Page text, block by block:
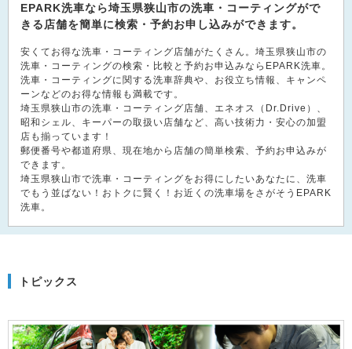
EPARK洗車なら埼玉県狭山市の洗車・コーティングがで
きる店舗を簡単に検索・予約お申し込みができます。
安くてお得な洗車・コーティング店舗がたくさん。埼玉県狭山市の
洗車・コーティングの検索・比較と予約お申込みならEPARK洗車。
洗車・コーティングに関する洗車辞典や、お役立ち情報、キャンペ
ーンなどのお得な情報も満載です。
埼玉県狭山市の洗車・コーティング店舗、エネオス（Dr.Drive）、
昭和シェル、キーパーの取扱い店舗など、高い技術力・安心の加盟
店も揃っています！
郵便番号や都道府県、現在地から店舗の簡単検索、予約お申込みが
できます。
埼玉県狭山市で洗車・コーティングをお得にしたいあなたに、洗車
でもう並ばない！おトクに賢く！お近くの洗車場をさがそうEPARK
洗車。
トピックス